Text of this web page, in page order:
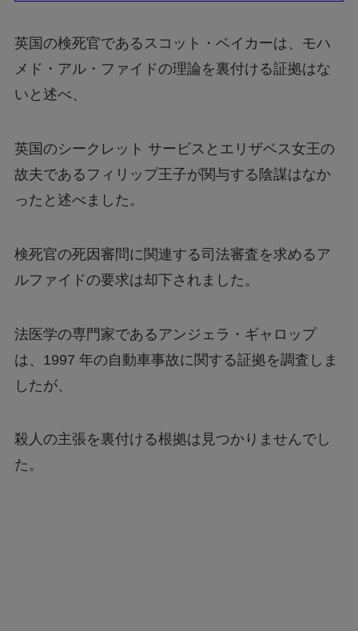
英国の検死官であるスコット・ベイカーは、モハ
メド・アル・ファイドの理論を裏付ける証拠はな
いと述べ、
英国のシークレット サービスとエリザベス女王の
故夫であるフィリップ王子が関与する陰謀はなか
ったと述べました。
検死官の死因審問に関連する司法審査を求めるア
ルファイドの要求は却下されました。
法医学の専門家であるアンジェラ・ギャロップ
は、1997 年の自動車事故に関する証拠を調査しま
したが、
殺人の主張を裏付ける根拠は見つかりませんでし
た。